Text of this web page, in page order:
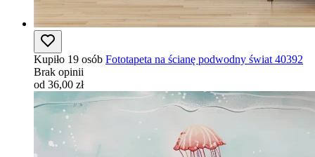
Kupiło 19 osób Fototapeta na ścianę podwodny świat 40392
Brak opinii
od 36,00 zł